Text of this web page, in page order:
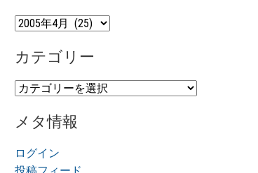
ア
カ
ブ
カテゴリー
カ
ゴ
ー
メタ情報
ログイン